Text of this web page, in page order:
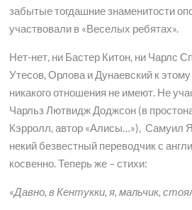
забытые тогдашние знаменитости
участвовали в «Веселых ребятах».
Нет-нет, ни Бастер Китон, ни Чарлс
Утесов, Орлова и Дунаевский к
никакого отношения не имеют. Не
Чарльз Лютвидж Доджсон (в
Кэрролл, автор «Алисы…»), Самуил
некий безвестный переводчик с
косвенно. Теперь же – стихи:
«Давно, в Кентукки, я, мальчик,